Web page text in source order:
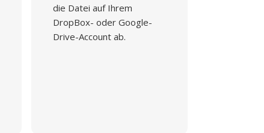
die Datei auf Ihrem
DropBox- oder Google-
Drive-Account ab.